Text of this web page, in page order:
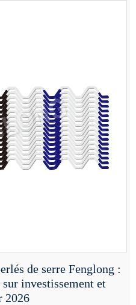
de serre Fenglong :
investissement et
2026